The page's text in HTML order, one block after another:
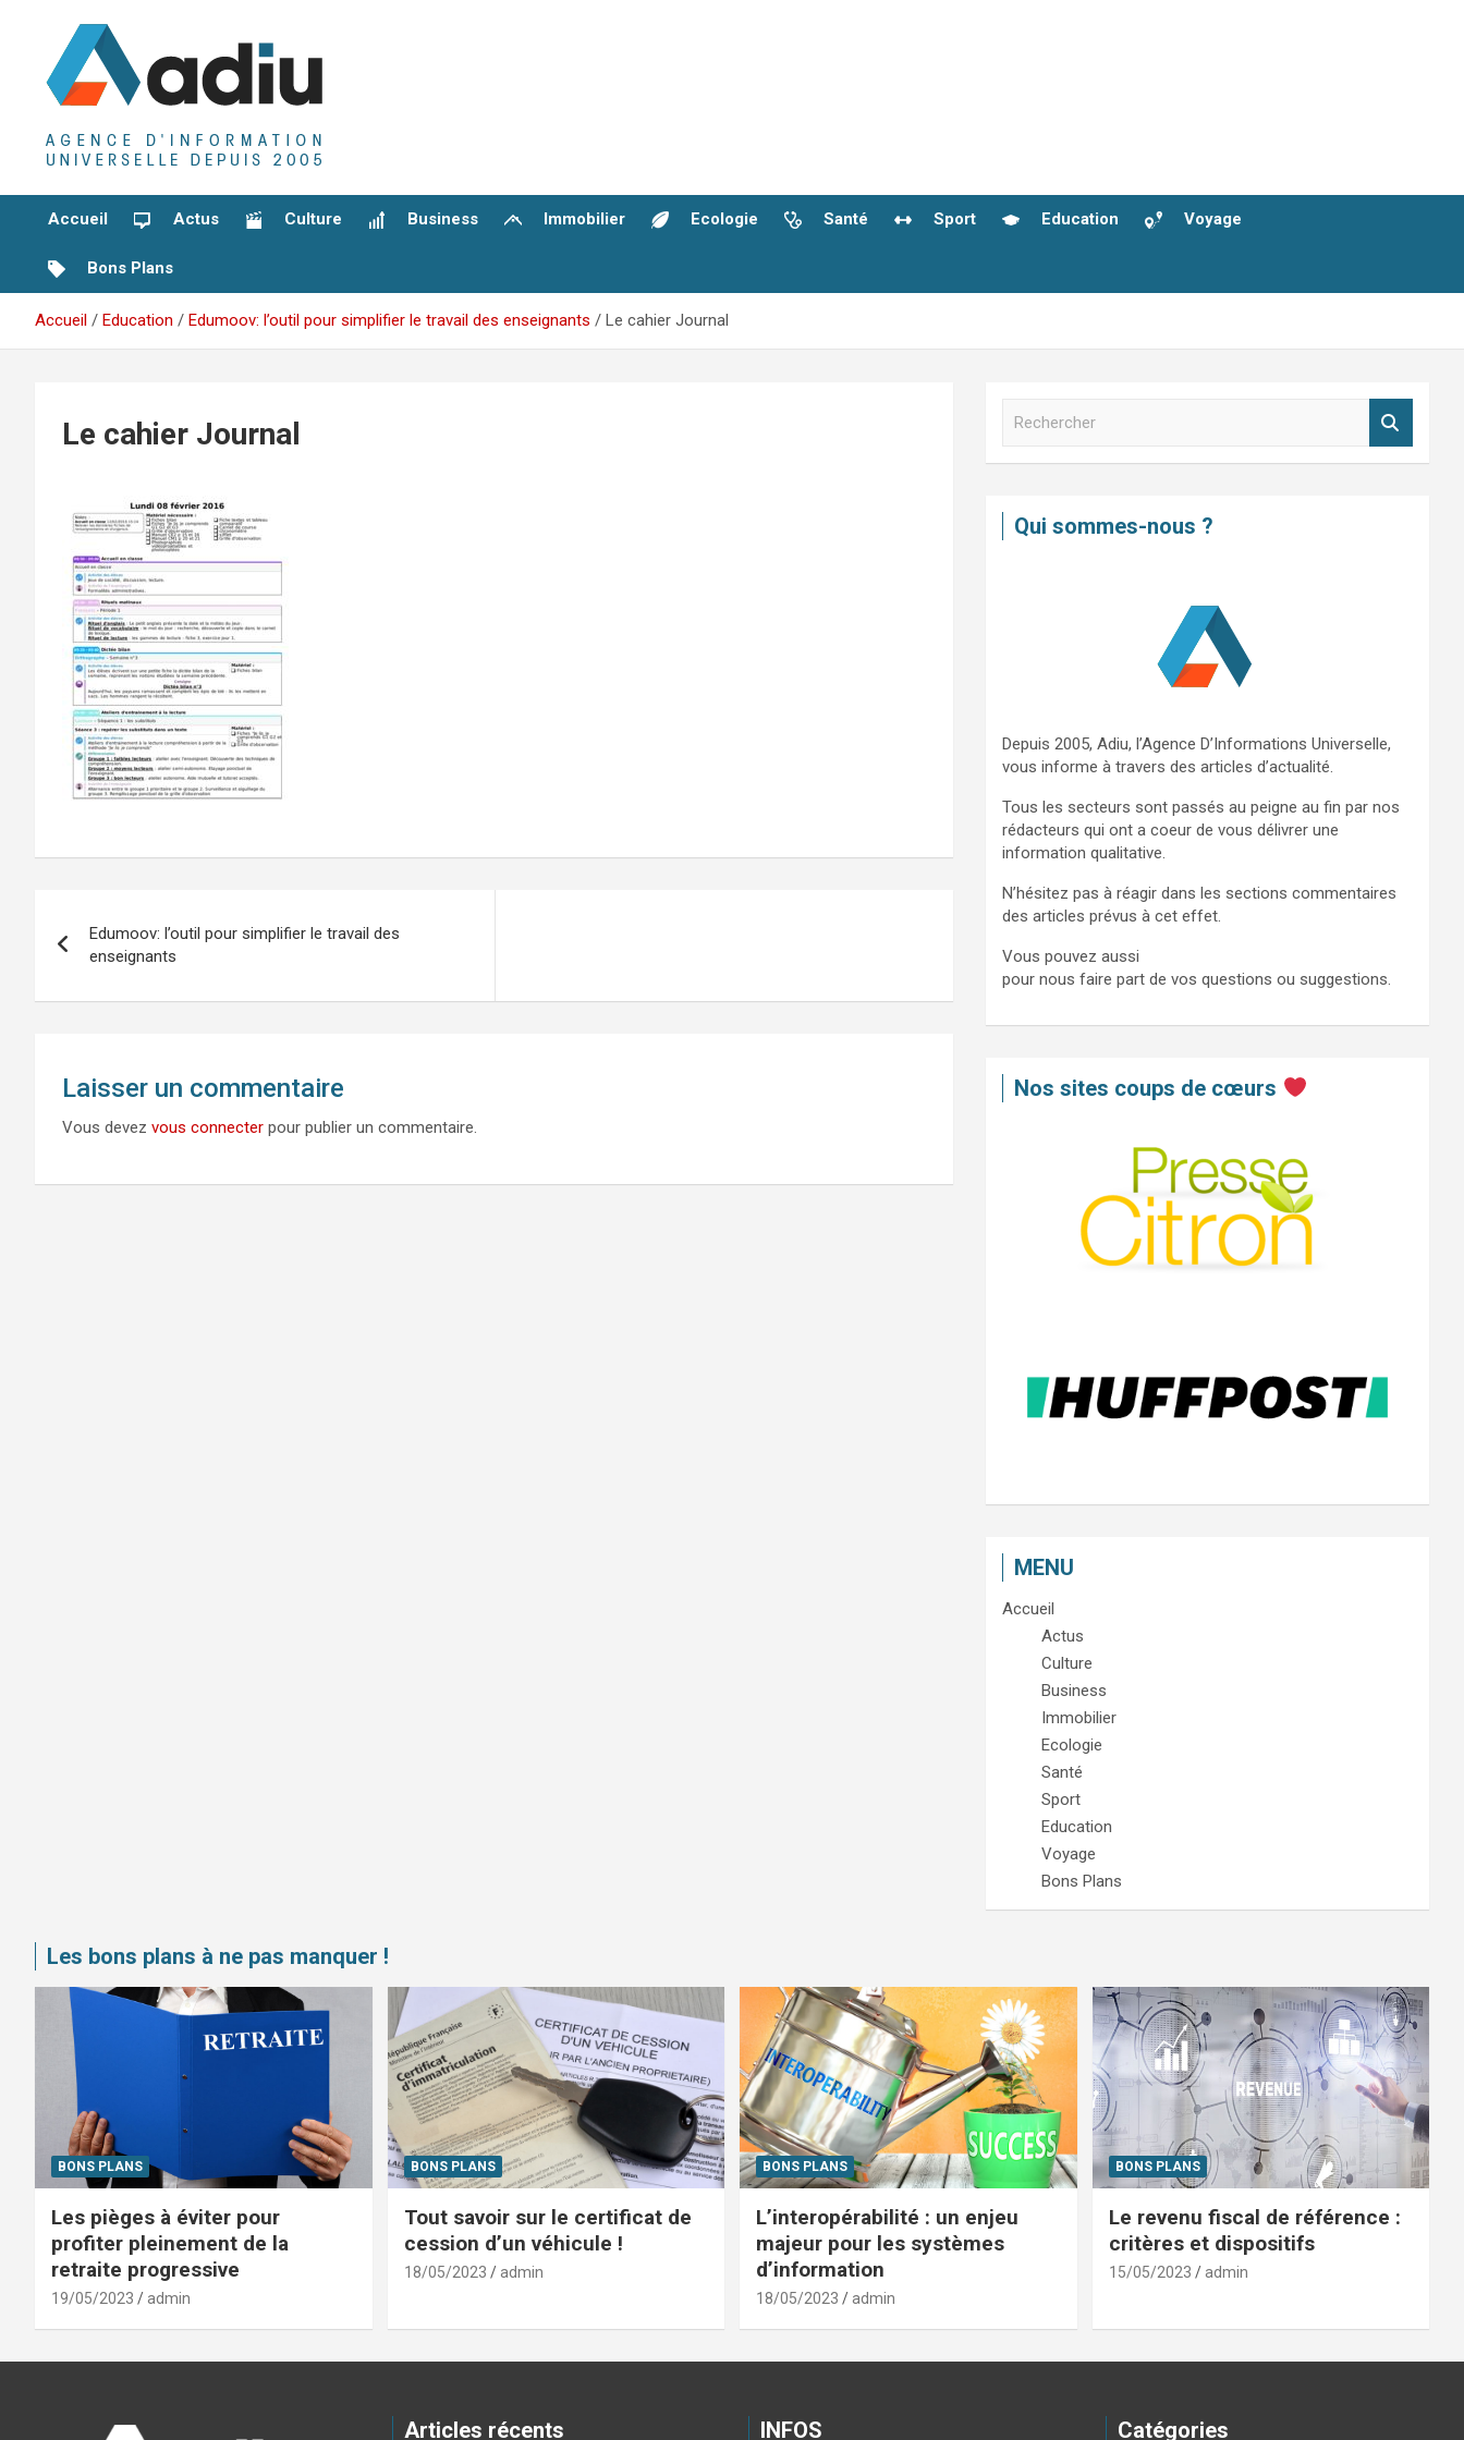
Adiu
Accueil
Actus Culture Business Immobilier Ecologie Santé Sport Education Voyage
Bons Plans
Accueil Education Edumoov: l’outil pour simplifier le travail des enseignants Le cahier Journal
Le cahier Journal
de
l’article
Edumoov: l’outil pour simplifier le travail des
enseignants
Laisser un commentaire
Vous devez vous connecter pour publier un commentaire.
c
Qui sommes-nous ?
Depuis 2005, Adiu, l’Agence D’Informations Universelle,
vous informe à travers des articles d’actualité.
Tous les secteurs sont passés au peigne au fin par nos
rédacteurs qui ont a coeur de vous délivrer une
information qualitative.
N’hésitez pas à réagir dans les sections commentaires
des articles prévus à cet effet.
Vous pouvez aussi
pour nous faire part de vos questions ou suggestions.
Nos sites coups de cœurs
MENU
Accueil
Actus
Culture
Business
Immobilier
Ecologie
Santé
Sport
Education
Voyage
Bons Plans
Les bons plans à ne pas manquer !
BONS PLANS
Les pièges à éviter pour
profiter pleinement de la
retraite progressive
19/05/2023 admin
BONS PLANS
Tout savoir sur le certificat de
cession d’un véhicule !
18/05/2023 admin
BONS PLANS
L’interopérabilité : un enjeu
majeur pour les systèmes
d’information
18/05/2023 admin
BONS PLANS
Le revenu fiscal de référence :
critères et dispositifs
15/05/2023 admin
Articles récents INFOS Catégories